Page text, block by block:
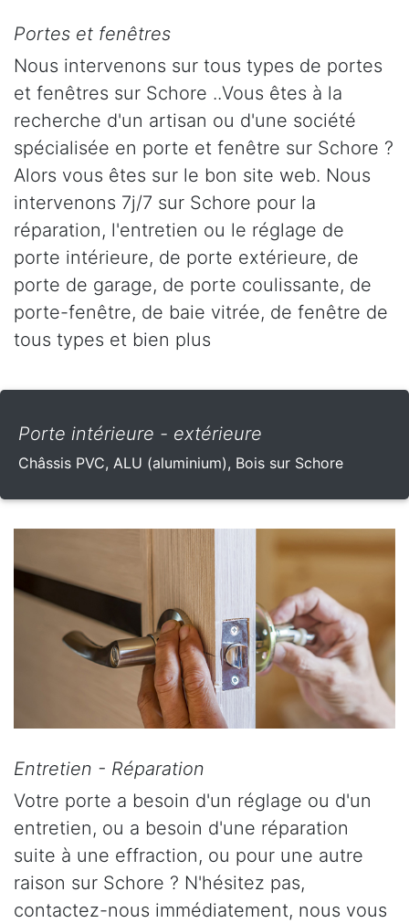
Portes et fenêtres
Nous intervenons sur tous types de portes
et fenêtres sur Schore ..Vous êtes à la
recherche d'un artisan ou d'une société
spécialisée en porte et fenêtre sur Schore ?
Alors vous êtes sur le bon site web. Nous
intervenons 7j/7 sur Schore pour la
réparation, l'entretien ou le réglage de
porte intérieure, de porte extérieure, de
porte de garage, de porte coulissante, de
porte-fenêtre, de baie vitrée, de fenêtre de
tous types et bien plus
Porte intérieure - extérieure
Châssis PVC, ALU (aluminium), Bois sur Schore
Entretien - Réparation
Votre porte a besoin d'un réglage ou d'un
entretien, ou a besoin d'une réparation
suite à une effraction, ou pour une autre
raison sur Schore ? N'hésitez pas,
contactez-nous immédiatement, nous vous